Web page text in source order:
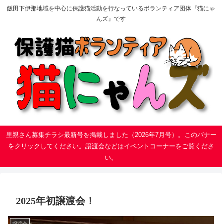
飯田下伊那地域を中心に保護猫活動を行なっているボランティア団体『猫にゃ
んズ』です
里親さん募集チラシ最新号を掲載しました（2026年7月号）。このバナー
をクリックしてください。譲渡会などはイベントコーナーをご覧くださ
い。
2025年初譲渡会！